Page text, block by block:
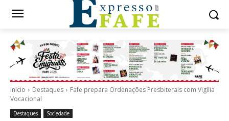
Início Destaques
Fafe prepara Ordenações Presbiterais com Vigília
Vocacional
Destaques Sociedade